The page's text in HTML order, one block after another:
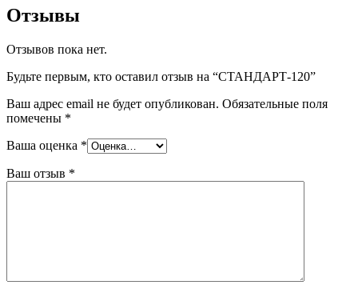
Отзывы
Отзывов пока нет.
Будьте первым, кто оставил отзыв на “СТАНДАРТ-120”
Ваш адрес email не будет опубликован. Обязательные поля
помечены *
Ваша оценка *
Ваш отзыв *